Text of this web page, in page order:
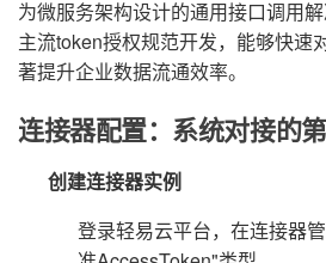
为微服务架构设计的通用接口调用
主流token授权规范开发，能够快速
著提升企业数据流通效率。
连接器配置：系统对接的
创建连接器实例
登录轻易云平台，在连接器